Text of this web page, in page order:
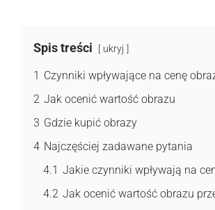
Spis treści ukryj
1 Czynniki wpływające na cenę
2 Jak ocenić wartość obrazu
3 Gdzie kupić obrazy
4 Najczęściej zadawane pytania
4.1 Jakie czynniki wpływają na
4.2 Jak ocenić wartość obrazu